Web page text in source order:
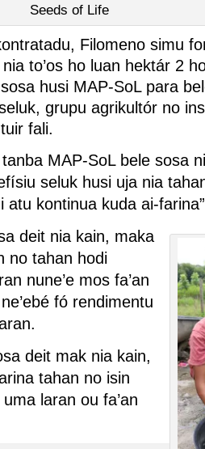
Seeds of Life
Filomeno simu
nia to’os ho luan hektár 2
husi MAP-SoL para
grupu agrikultór no
fali.
tanba MAP-SoL bele sosa
seluk husi uja nia
atu kontinua kuda ai-
deit nia kain, maka
no tahan hodi
nune’e mos fa’an
fó rendimentu
deit mak nia kain,
tahan no isin
laran ou fa’an